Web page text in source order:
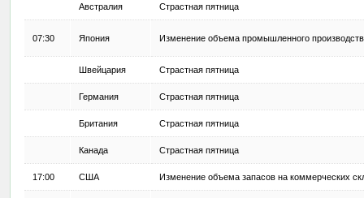
Австралия Страстная пятница
07:30 Япония Изменение объема промышленного
Швейцария Страстная пятница
Германия Страстная пятница
Британия Страстная пятница
Канада Страстная пятница
17:00 США Изменение объема запасов на коммерческих